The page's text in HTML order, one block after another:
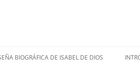
BIOGRÁFICA DE ISABEL DE DIOS